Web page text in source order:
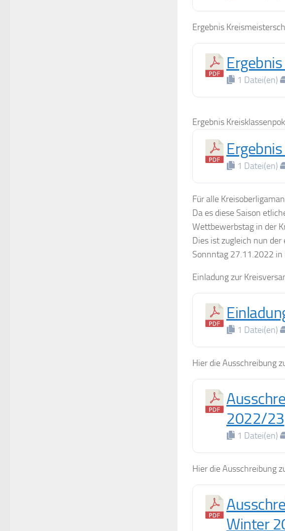
Ergebnis
1 Datei(en)
Ergebnis
1 Datei(en)
Für alle
Da es diese Saison
Wettbewerbstag in der
Dies ist zugleich nun
Sonnntag 27.11.2022
Einladung zur
1 Datei(en)
Hier die Ausschreibung
2022/23
1 Datei(en)
Hier die Ausschreibung
Winter